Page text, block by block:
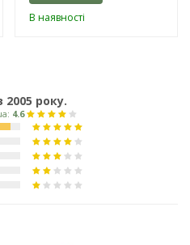
В наявності
року.